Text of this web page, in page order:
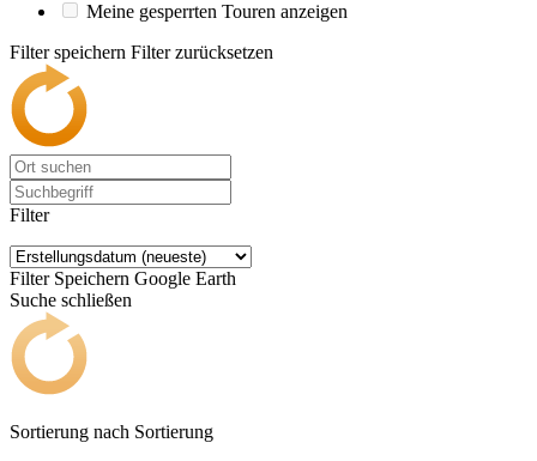
Meine gesperrten Touren anzeigen
Filter speichern Filter zurücksetzen
Filter
Filter Speichern Google Earth
Suche schließen
Sortierung nach Sortierung